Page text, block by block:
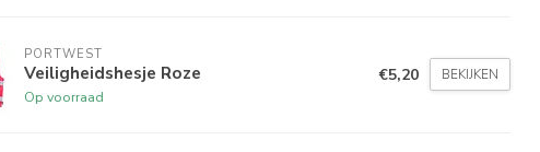
PORTWEST
Veiligheidshesje Roze
Op voorraad
€5,20 BEKIJKEN